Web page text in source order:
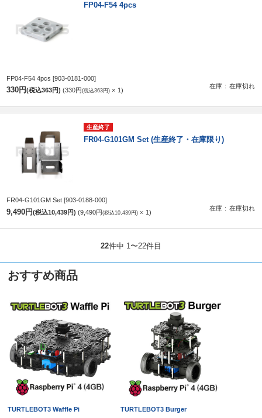
FP04-F54 4pcs
FP04-F54 4pcs [903-0181-000]
330円(税込363円) 330円(税込363円) 1
在庫 在庫切れ
生産終了
FR04-G101GM Set (生産終了・在庫限り)
FR04-G101GM Set [903-0188-000]
9,490円(税込10,439円) 9,490円(税込10,439円) 1
在庫 在庫切れ
22件中 1〜22件目
おすすめ商品
TURTLEBOT3 Waffle Pi TURTLEBOT3 Burger